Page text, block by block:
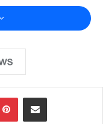
धन, शुभ अंक, शुभ रंग
PinterestShare via Email